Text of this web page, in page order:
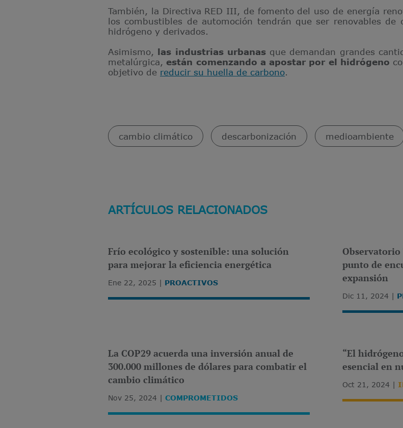
También, la Directiva RED III, de fomento del uso de energía
los combustibles de automoción tendrán que ser renovables de
hidrógeno y derivados.
Asimismo, las industrias urbanasque demandan grandes
metalúrgica, están comenzando a apostar por el hidrógeno
objetivo de reducir su huella de carbono.
cambio climático descarbonización medioambiente
ARTÍCULOS RELACIONADOS
Frío ecológico y sostenible: una solución
para mejorar la eficiencia energética
Ene 22, 2025 PROACTIVOS
punto de
expansión
Dic 11, 2024
La COP29 acuerda una inversión anual de
300.000 millones de dólares para combatir el
cambio climático
Nov 25, 2024 COMPROMETIDOS
“El
esencial en
Oct 21, 2024